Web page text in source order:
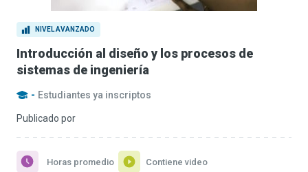
NIVEL AVANZADO
Introducción al diseño y los procesos de
sistemas de ingeniería
- Estudiantes ya inscriptos
Publicado por
Horas promedio Contiene video